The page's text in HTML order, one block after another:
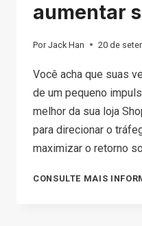
aumentar
Por Jack Han 20 de
Você acha que suas
de um pequeno
melhor da sua loja
para direcionar o
maximizar o retorno
CONSULTE MAIS